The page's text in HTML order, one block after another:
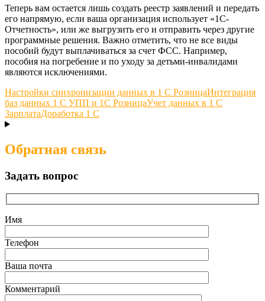
Теперь вам остается лишь создать реестр заявлений и передать
его напрямую, если ваша организация использует «1C-
Отчетность», или же выгрузить его и отправить через другие
программные решения. Важно отметить, что не все виды
пособий будут выплачиваться за счет ФСС. Например,
пособия на погребение и по уходу за детьми-инвалидами
являются исключениями.
Настройки синхронизации данных в 1 С РозницаИнтеграция
баз данных 1 С УПП и 1С РозницаУчет данных в 1 С
ЗарплатаДоработка 1 С
Обратная связь
Задать вопрос
Имя
Телефон
Ваша почта
Комментарий